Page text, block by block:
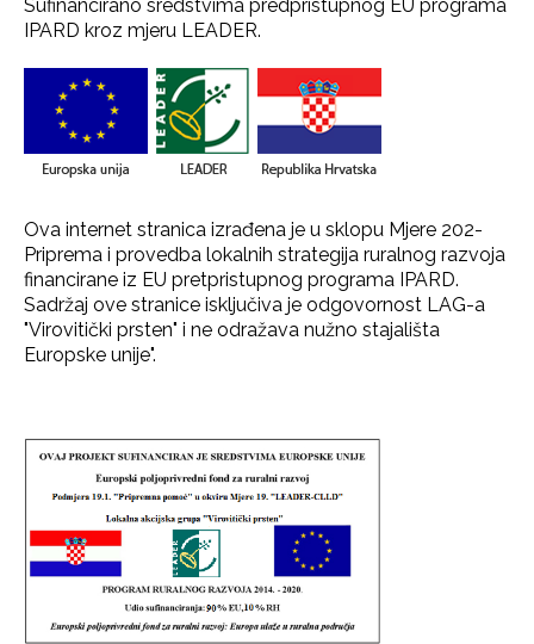
Sufinancirano sredstvima predpristupnog EU programa
IPARD kroz mjeru LEADER.
Ova internet stranica izrađena je u sklopu Mjere 202-
Priprema i provedba lokalnih strategija ruralnog razvoja
financirane iz EU pretpristupnog programa IPARD.
Sadržaj ove stranice isključiva je odgovornost LAG-a
"Virovitički prsten" i ne odražava nužno stajališta
Europske unije".